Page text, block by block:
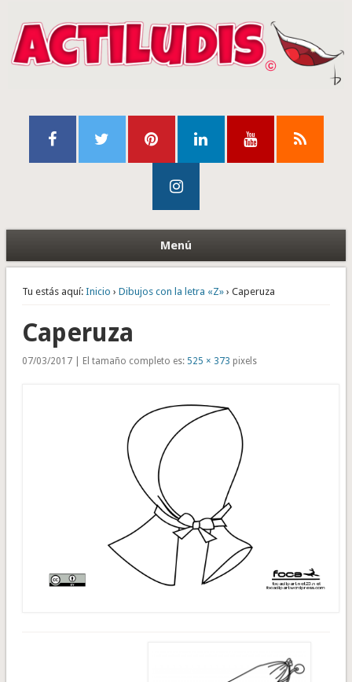
Menú
Tu estás aquí: Inicio › Dibujos con la letra «Z»› Caperuza
Caperuza
07/03/2017 | El tamaño completo es: 525 × 373 pixels